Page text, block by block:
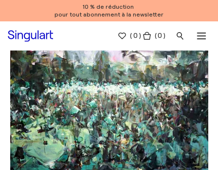
10 % de réduction
pour tout abonnement à la newsletter
(0 ) ( 0 )